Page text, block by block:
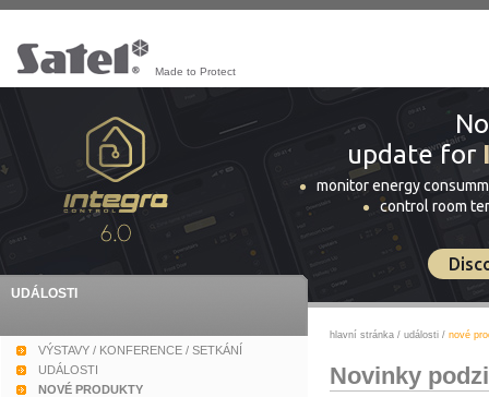
Made to Protect
update for
monitor energy
control room
UDÁLOSTI
VÝSTAVY / KONFERENCE / SETKÁNÍ
UDÁLOSTI
NOVÉ PRODUKTY
hlavní stránka / události / nové
Novinky